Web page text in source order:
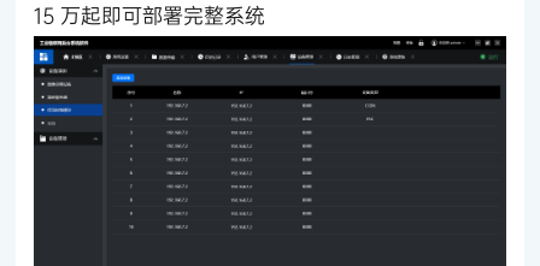
15 万起即可部署完整系统